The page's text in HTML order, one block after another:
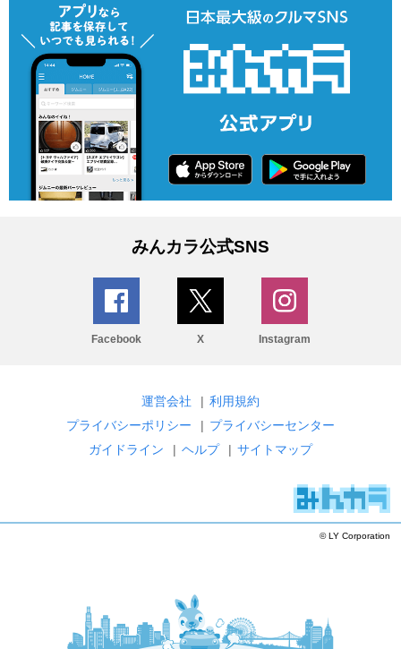
みんカラ公式SNS
Facebook X Instagram
運営会社 | 利用規約
プライバシーポリシー
| プライバシーセンター
ガイドライン
| ヘルプ | サイトマップ
© LY Corporation